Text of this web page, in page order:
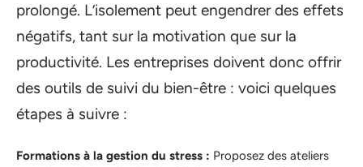
prolongé. L’isolement peut engendrer des effets
négatifs, tant sur la motivation que sur la
productivité. Les entreprises doivent donc offrir
des outils de suivi du bien-être : voici quelques
étapes à suivre :
Formations à la gestion du stress : Proposez des ateliers